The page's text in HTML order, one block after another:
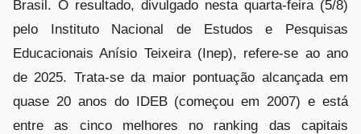
Brasil. O resultado, divulgado nesta quarta-feira (5/8)
pelo Instituto Nacional de Estudos e Pesquisas
Educacionais Anísio Teixeira (Inep), refere-se ao ano
de 2025. Trata-se da maior pontuação alcançada em
quase 20 anos do IDEB (começou em 2007) e está
entre as cinco melhores no ranking das capitais